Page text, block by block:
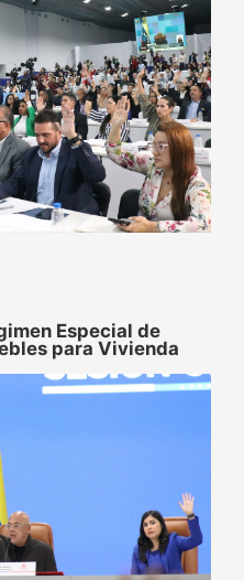
Especial de
para Vivienda